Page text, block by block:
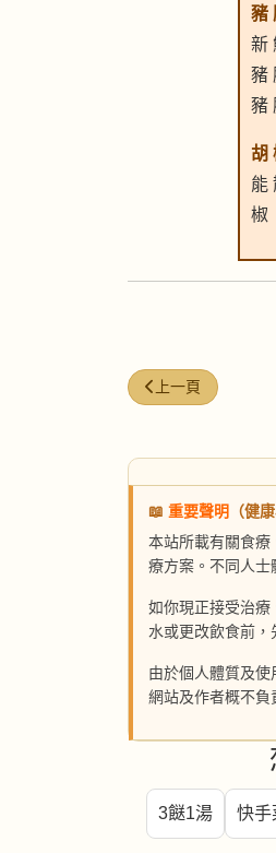
豬
新
豬
豬
胡
能
椒
上一篇文章: 烏豆紅
上一頁
📖 重要聲明
（健
本站所載有關食療
療方案。不同人士
如你現正接受治
水或更改飲食前，
由於個人體質及
網站及作者概不負
3餸1湯 快手